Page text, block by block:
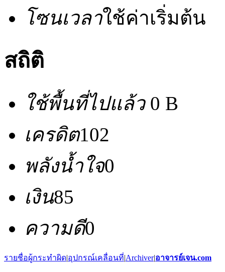
โซนเวลาใช้ค่าเริ่มต้น
สถิติ
ใช้พื้นที่ไปแล้ว0 B
เครดิต102
พลังน้ำใจ0
เงิน85
ความดี0
รายชื่อผู้กระทำผิด|อุปกรณ์เคลื่อนที่|Archiver|อาจารย์เจน.com